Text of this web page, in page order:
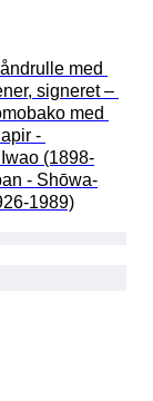
med
signeret –
med
-
(1898-
- Shōwa-
1989)